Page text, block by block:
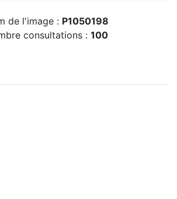
de l'image : P1050198
consultations : 100